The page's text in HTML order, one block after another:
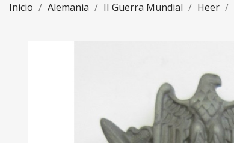
Inicio Alemania II Guerra Mundial Heer